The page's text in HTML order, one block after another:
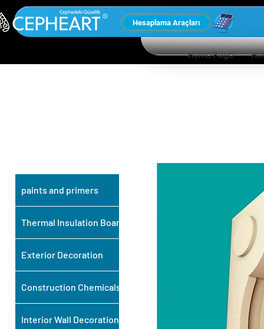
Hesaplama Araçları
Home Page
paints and primers
Thermal Insulation Board
Exterior Decoration
Construction Chemicals
Interior Wall Decoration